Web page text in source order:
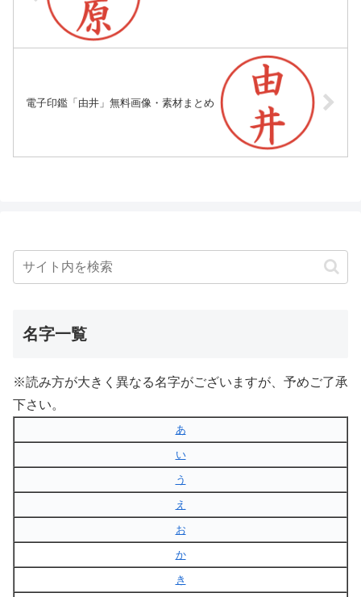
電子印鑑「由井」無料画像・素材まとめ
名字一覧
※読み方が大きく異なる名字がございますが、予めご了承
下さい。
あ
い
う
え
お
か
き